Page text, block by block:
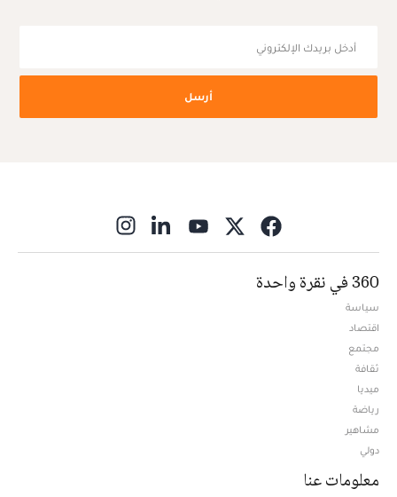
أرسل
360 في نقرة واحدة
سياسة
اقتصاد
مجتمع
ثقافة
ميديا
رياضة
مشاهير
دولي
معلومات عنا